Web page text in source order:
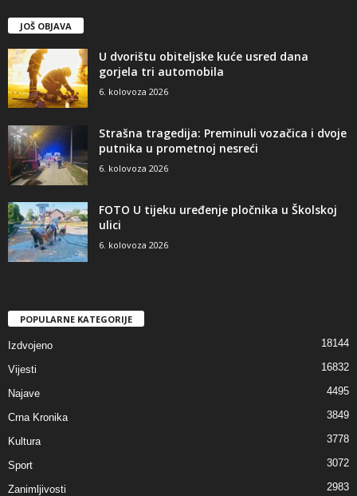
JOŠ OBJAVA
U dvorištu obiteljske kuće usred dana
gorjela tri automobila
6. kolovoza 2026
Strašna tragedija: Preminuli vozačica i dvoje
putnika u prometnoj nesreći
6. kolovoza 2026
FOTO U tijeku uređenje pločnika u Školskoj
ulici
6. kolovoza 2026
POPULARNE KATEGORIJE
Izdvojeno 18144
Vijesti 16832
Najave 4495
Crna Kronika 3849
Kultura 3778
Sport 3072
Zanimljivosti 2983